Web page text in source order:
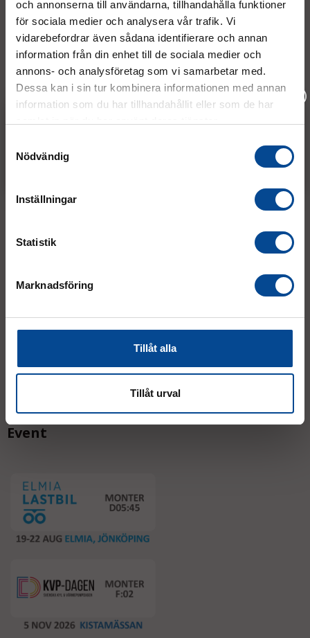
och annonserna till användarna, tillhandahålla funktioner
för sociala medier och analysera vår trafik. Vi
vidarebefordrar även sådana identifierare och annan
information från din enhet till de sociala medier och
annons- och analysföretag som vi samarbetar med.
Dessa kan i sin tur kombinera informationen med annan
information som du har tillhandahållit eller som de har
Nödvändig
Inställningar
Statistik
Marknadsföring
Tillåt alla
Tillåt urval
Kontakt
08 - 544 401 50
info@micrologistic.com
order@micrologistic.com
Fre:7.30–14.00
AVVIKANDE ÖPPETTIDER
Event